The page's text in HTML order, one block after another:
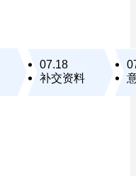
07.18
补交资料